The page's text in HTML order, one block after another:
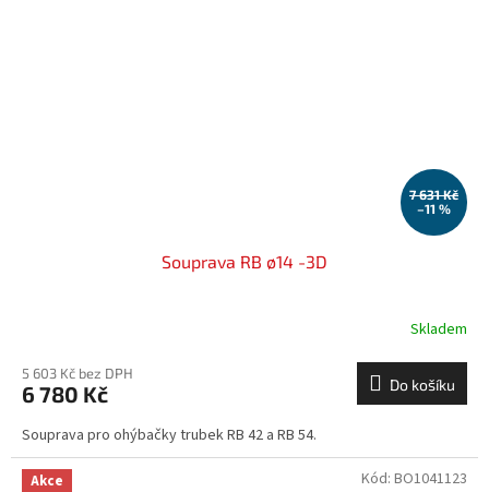
7 631 Kč
–11 %
Souprava RB ø14 -3D
Skladem
5 603 Kč bez DPH
6 780 Kč Do košíku
Souprava pro ohýbačky trubek RB 42 a RB 54.
Akce Kód: BO1041123